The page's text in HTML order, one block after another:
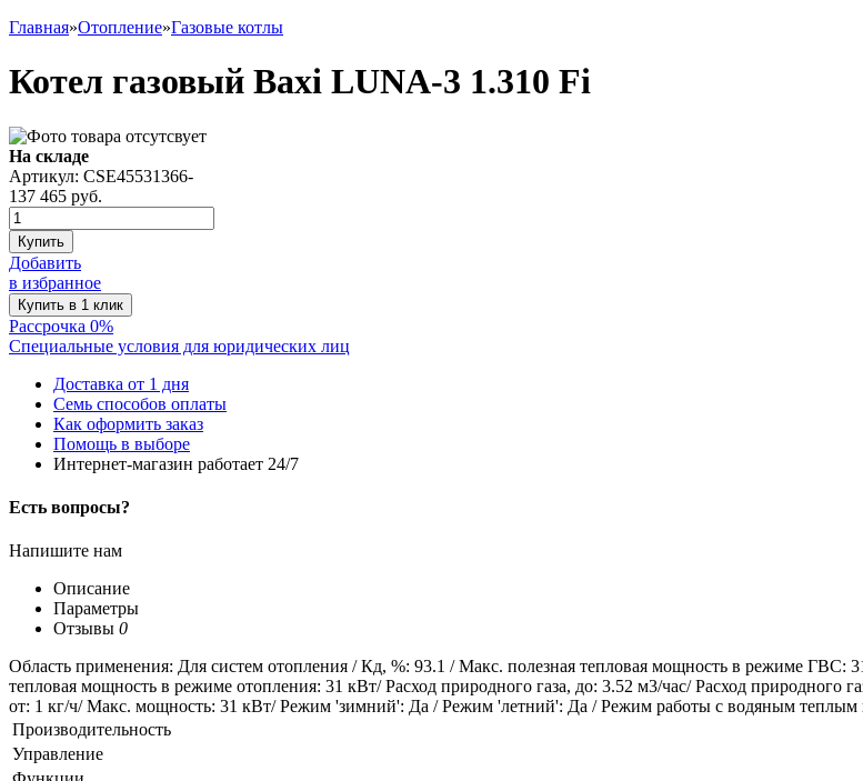
Главная»Отопление»Газовые котлы
Котел газовый Baxi LUNA-3 1.310 Fi
На складе
Артикул: CSE45531366-
137 465 руб.
Купить
Добавить
в избранное
Рассрочка 0%
Специальные условия для юридических лиц
Доставка от 1 дня
Семь способов оплаты
Как оформить заказ
Помощь в выборе
Интернет-магазин работает 24/7
Есть вопросы?
Напишите нам
Описание
Параметры
Отзывы 0
Область применения: Для систем отопления / Кд, %: 93.1 / Макс. полезная тепловая мощность в режиме
тепловая мощность в режиме отопления: 31 кВт/ Расход природного газа, до: 3.52 м3/час/ Расход природного
от: 1 кг/ч/ Макс. мощность: 31 кВт/ Режим 'зимний': Да / Режим 'летний': Да / Режим работы с водяным теплым
Производительность
Управление